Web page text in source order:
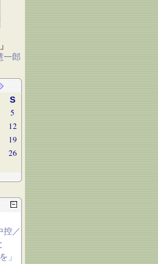
一郎
S
5
12
19
26
控／
」